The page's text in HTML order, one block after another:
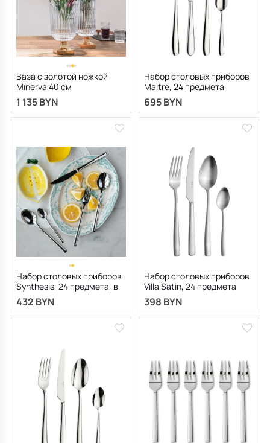
Ваза с золотой ножкой
Minerva 40 см
1 135 BYN
Набор столовых приборов
Maitre, 24 предмета
695 BYN
Набор столовых приборов
Synthesis, 24 предмета, в
подарочной коробке RED
432 BYN
Набор столовых приборов
Villa Satin, 24 предмета
398 BYN